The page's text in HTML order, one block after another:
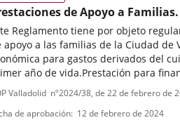
de Apoyo a
Reglamento tiene por objeto
apoyo a las familias de la Ciudad de
para gastos derivados del
año de vida.Prestación para
Valladolid nº2024/38, de 22 de febrero de
de aprobación 12 de febrero de 2024